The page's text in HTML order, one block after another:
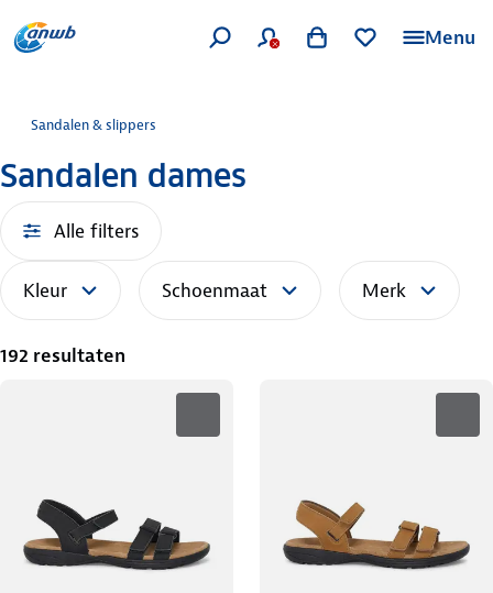
Menu
Sandalen & slippers
Sandalen dames
Alle filters
Kleur Schoenmaat Merk
192 resultaten